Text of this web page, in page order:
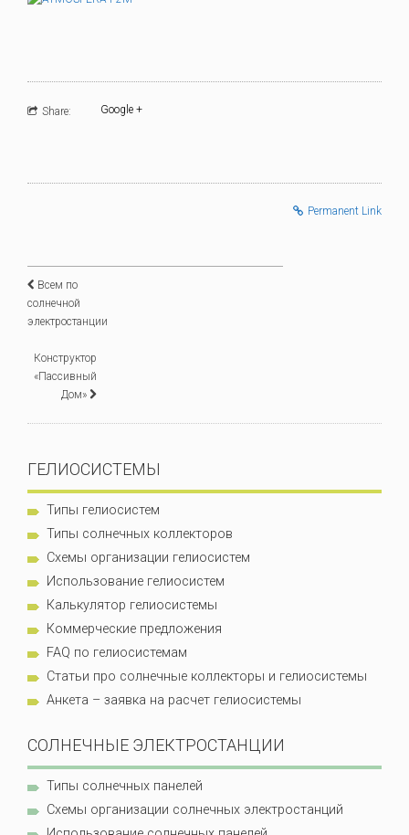
Share: Google +
Permanent Link
Всем по
солнечной
электростанции
Конструктор
«Пассивный
Дом»
ГЕЛИОСИСТЕМЫ
Типы гелиосистем
Типы солнечных коллекторов
Схемы организации гелиосистем
Использование гелиосистем
Калькулятор гелиосистемы
Коммерческие предложения
FAQ по гелиосистемам
Статьи про солнечные коллекторы и гелиосистемы
Анкета – заявка на расчет гелиосистемы
СОЛНЕЧНЫЕ ЭЛЕКТРОСТАНЦИИ
Типы солнечных панелей
Схемы организации солнечных электростанций